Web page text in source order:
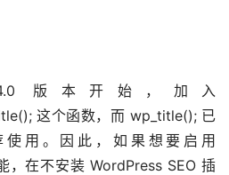
这个函数，而 wp_title(); 已
使用。因此，如果想要启用
，在不安装 WordPress SEO 插